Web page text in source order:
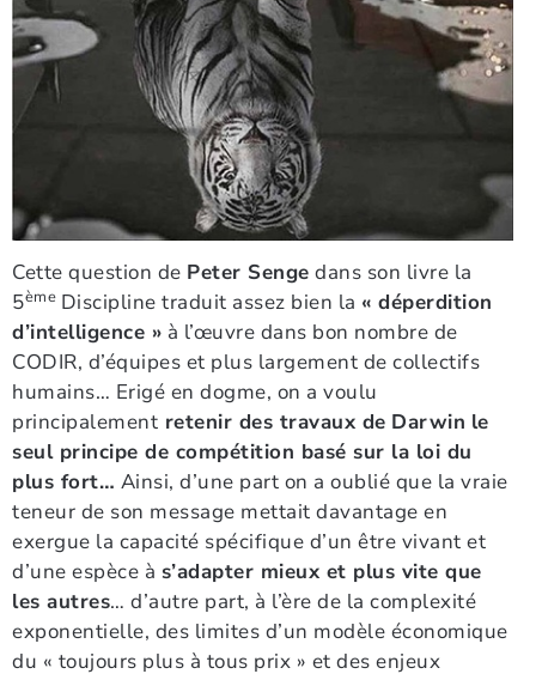
Cette question de Peter Senge dans son livre la
5ème Discipline traduit assez bien la « déperdition
d’intelligence » à l’œuvre dans bon nombre de
CODIR, d’équipes et plus largement de collectifs
humains… Erigé en dogme, on a voulu
principalement retenir des travaux de Darwin le
seul principe de compétition basé sur la loi du
plus fort… Ainsi, d’une part on a oublié que la vraie
teneur de son message mettait davantage en
exergue la capacité spécifique d’un être vivant et
d’une espèce à s’adapter mieux et plus vite que
les autres… d’autre part, à l’ère de la complexité
exponentielle, des limites d’un modèle économique
du « toujours plus à tous prix » et des enjeux